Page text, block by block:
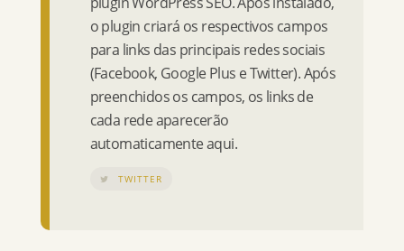
o plugin criará os respectivos campos
para links das principais redes sociais
(Facebook, Google Plus e Twitter). Após
preenchidos os campos, os links de
cada rede aparecerão
automaticamente aqui.
TWITTER